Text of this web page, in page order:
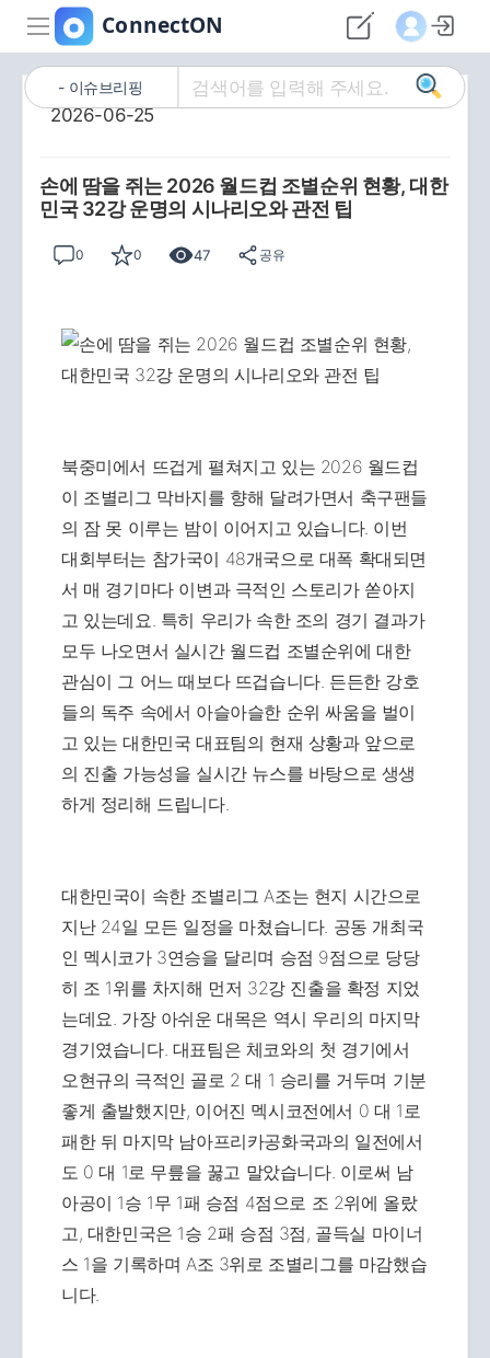
이슈브리핑
2026-06-25
손에 땀을 쥐는 2026 월드컵 조별순위 현황, 대한
민국 32강 운명의 시나리오와 관전 팁
0 0 47 공유
북중미에서 뜨겁게 펼쳐지고 있는 2026 월드컵
이 조별리그 막바지를 향해 달려가면서 축구팬들
의 잠 못 이루는 밤이 이어지고 있습니다. 이번
대회부터는 참가국이 48개국으로 대폭 확대되면
서 매 경기마다 이변과 극적인 스토리가 쏟아지
고 있는데요. 특히 우리가 속한 조의 경기 결과가
모두 나오면서 실시간 월드컵 조별순위에 대한
관심이 그 어느 때보다 뜨겁습니다. 든든한 강호
들의 독주 속에서 아슬아슬한 순위 싸움을 벌이
고 있는 대한민국 대표팀의 현재 상황과 앞으로
의 진출 가능성을 실시간 뉴스를 바탕으로 생생
하게 정리해 드립니다.
대한민국이 속한 조별리그 A조는 현지 시간으로
지난 24일 모든 일정을 마쳤습니다. 공동 개최국
인 멕시코가 3연승을 달리며 승점 9점으로 당당
히 조 1위를 차지해 먼저 32강 진출을 확정 지었
는데요. 가장 아쉬운 대목은 역시 우리의 마지막
경기였습니다. 대표팀은 체코와의 첫 경기에서
오현규의 극적인 골로 2 대 1 승리를 거두며 기분
좋게 출발했지만, 이어진 멕시코전에서 0 대 1로
패한 뒤 마지막 남아프리카공화국과의 일전에서
도 0 대 1로 무릎을 꿇고 말았습니다. 이로써 남
아공이 1승 1무 1패 승점 4점으로 조 2위에 올랐
고, 대한민국은 1승 2패 승점 3점, 골득실 마이너
스 1을 기록하며 A조 3위로 조별리그를 마감했습
니다.